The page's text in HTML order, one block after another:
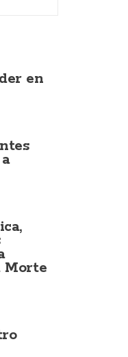
en
Morte